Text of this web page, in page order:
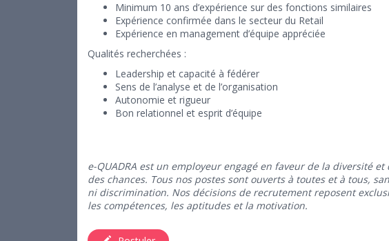
Minimum 10 ans d’expérience sur des fonctions similaires
Expérience confirmée dans le secteur du Retail
Expérience en management d’équipe appréciée
Qualités recherchées :
Leadership et capacité à fédérer
Sens de l’analyse et de l’organisation
Autonomie et rigueur
Bon relationnel et esprit d’équipe
e-QUADRA est un employeur engagé en faveur de la diversité et
des chances. Tous nos postes sont ouverts à toutes et à tous,
ni discrimination. Nos décisions de recrutement reposent
les compétences, les aptitudes et la motivation.